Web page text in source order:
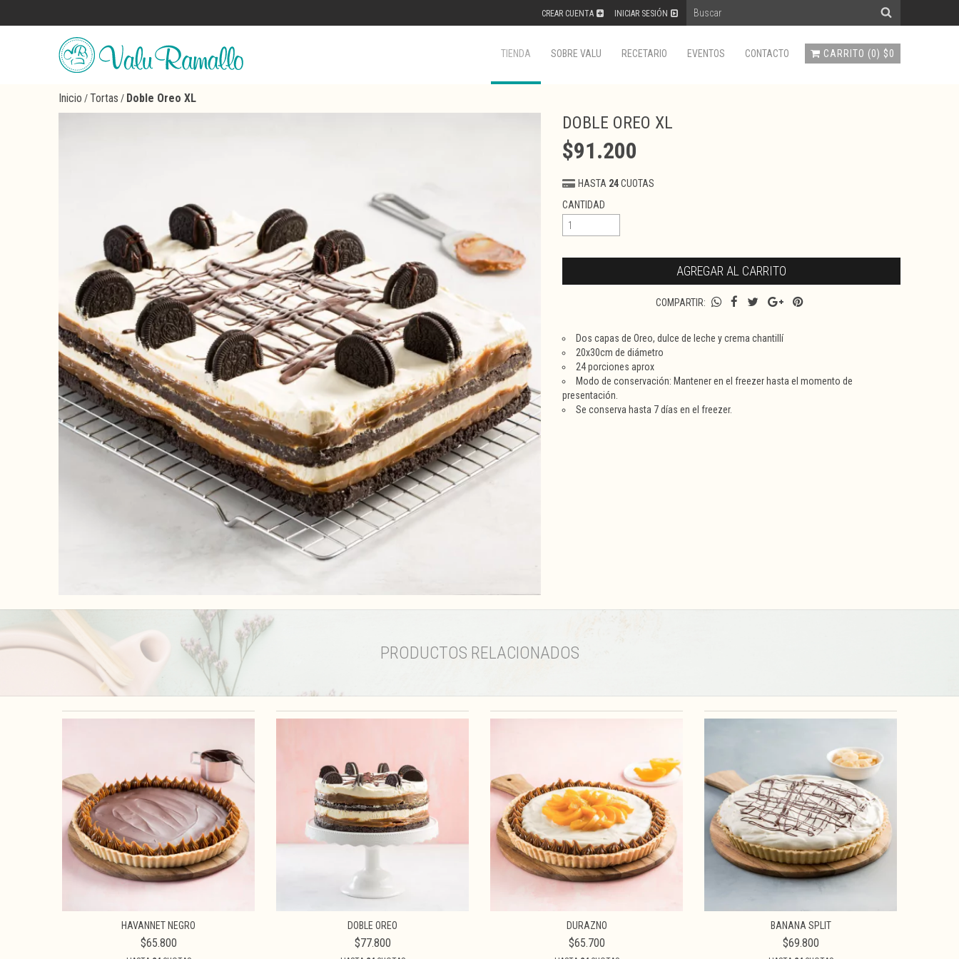
CREAR CUENTA INICIAR SESIÓN
TIENDA SOBRE VALU RECETARIO EVENTOS CONTACTO CARRITO (0) $0
Inicio /Tortas / Doble Oreo XL
DOBLE OREO XL
$91.200
HASTA 24CUOTAS
CANTIDAD
COMPARTIR:
Dos capas de Oreo, dulce de leche y crema chantillí
20x30cm de diámetro
24 porciones aprox
Modo de conservación: Mantener en el freezer hasta el momento de
presentación.
Se conserva hasta 7 días en el freezer.
PRODUCTOS RELACIONADOS
HAVANNET NEGRO
$65.800
DOBLE OREO
$77.800
DURAZNO
$65.700
BANANA SPLIT
$69.800